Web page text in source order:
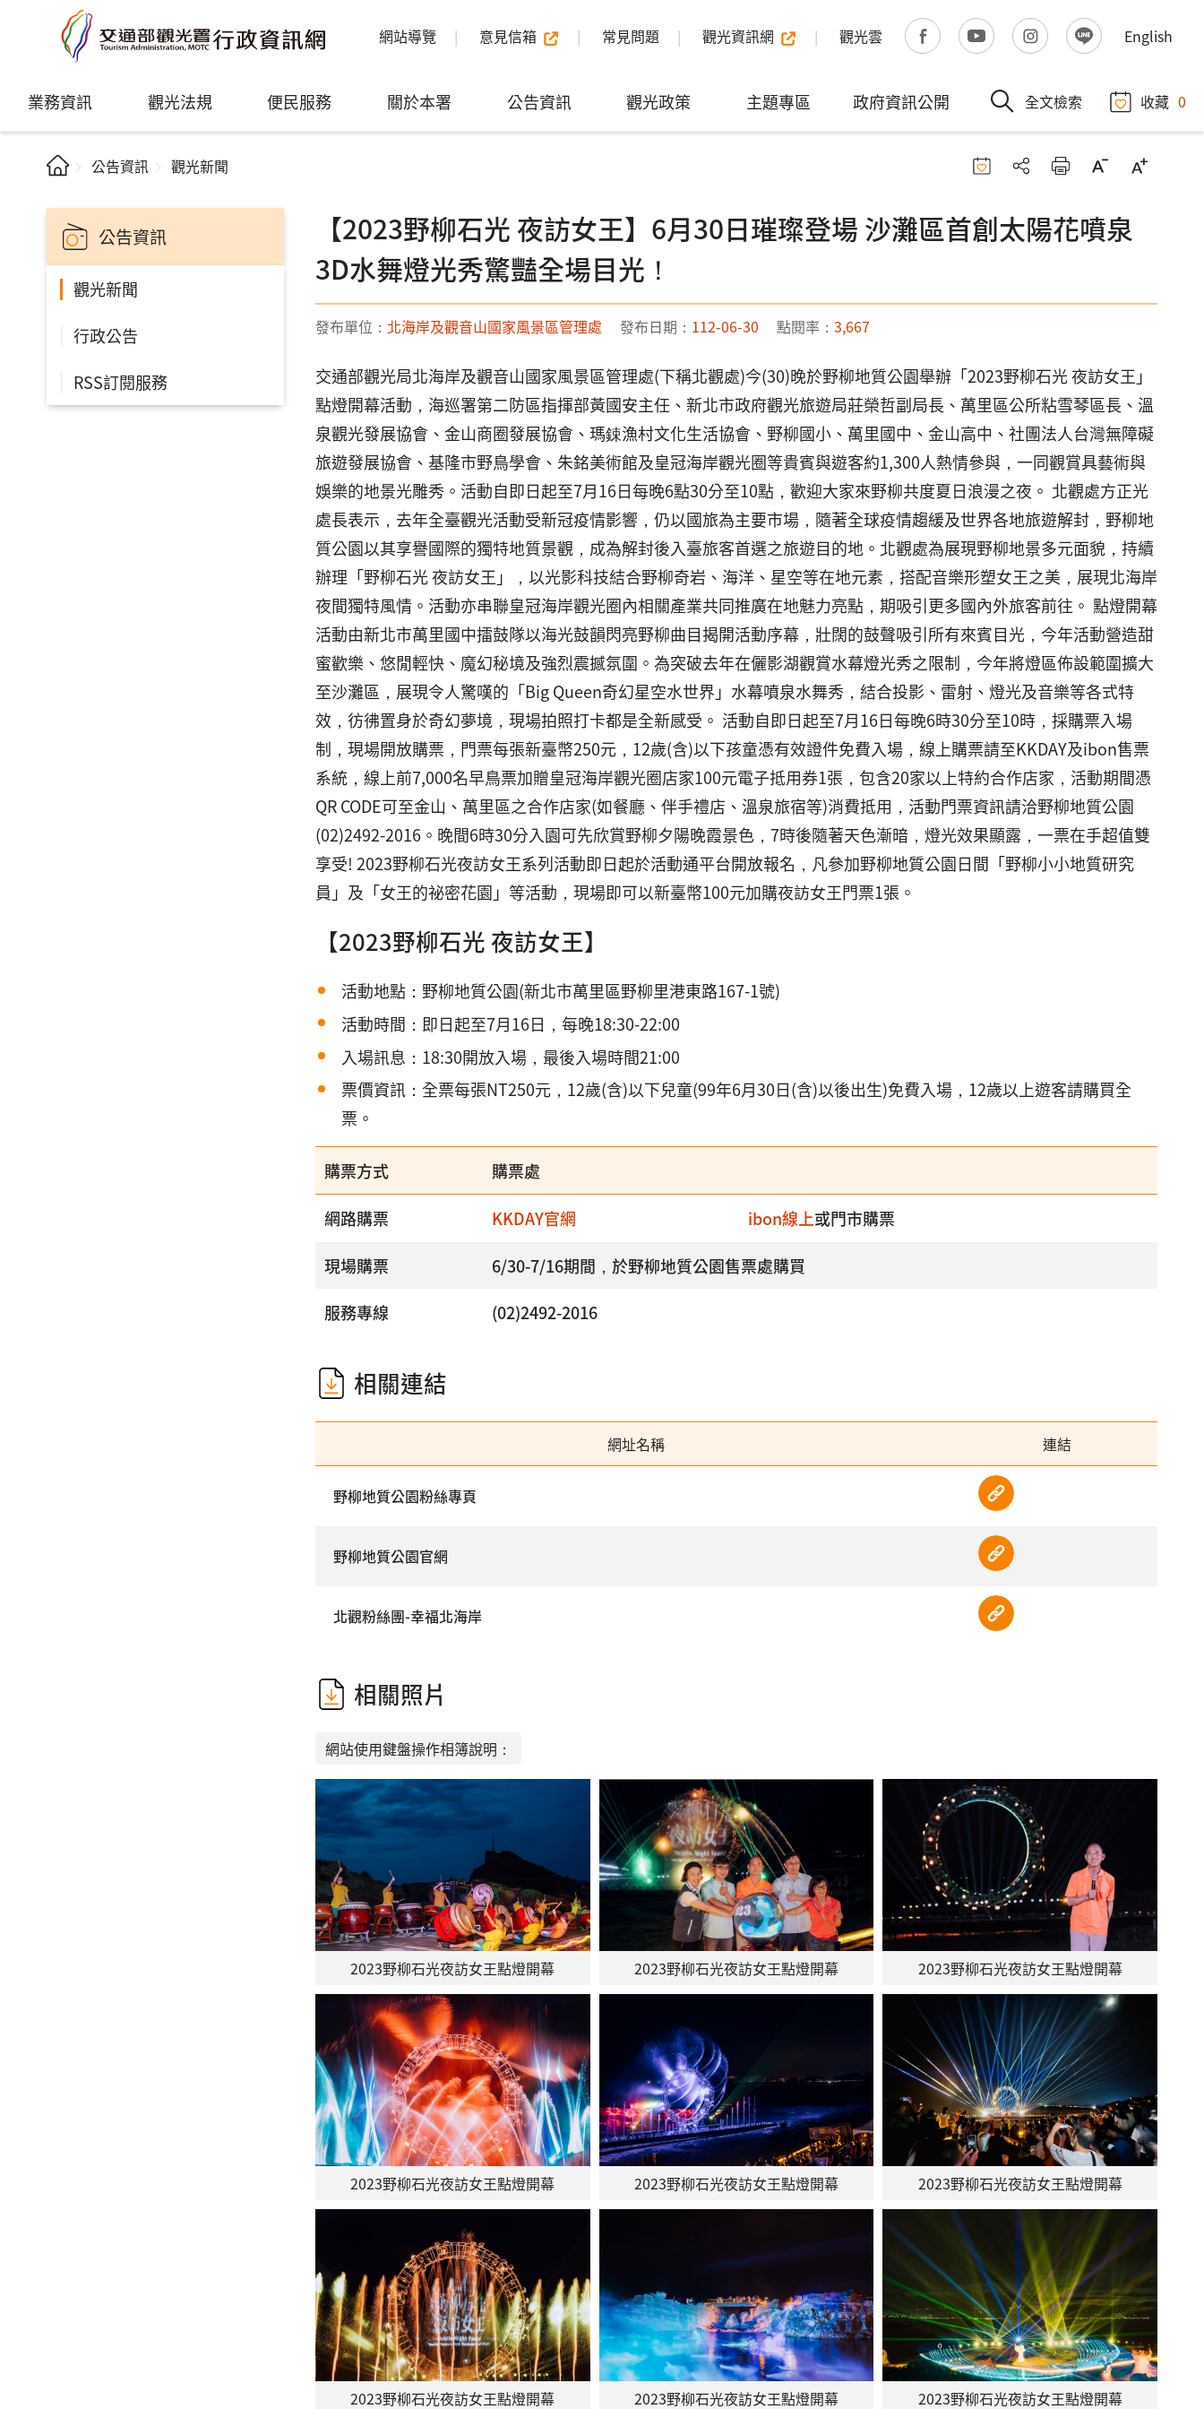
網站導覽 意見信箱 常見問題 觀光資訊網 觀光雲 English
業務資訊 觀光法規 便民服務 關於本署 公告資訊 觀光政策 主題專區 政府資訊公開 全文檢索 收藏 0
公告資訊 觀光新聞
公告資訊
觀光新聞
行政公告
RSS訂閱服務
【2023野柳石光 夜訪女王】6月30日璀璨登場 沙灘區首創太陽花噴泉
3D水舞燈光秀驚豔全場目光！
發布單位： 北海岸及觀音山國家風景區管理處 發布日期： 112-06-30 點閱率： 3,667
交通部觀光局北海岸及觀音山國家風景區管理處(下稱北觀處)今(30)晚於野柳地質公園舉辦「2023野柳石光 夜訪女王」
點燈開幕活動，海巡署第二防區指揮部黃國安主任、新北市政府觀光旅遊局莊榮哲副局長、萬里區公所粘雪琴區長、溫
泉觀光發展協會、金山商圈發展協會、瑪鋉漁村文化生活協會、野柳國小、萬里國中、金山高中、社團法人台灣無障礙
旅遊發展協會、基隆市野鳥學會、朱銘美術館及皇冠海岸觀光圈等貴賓與遊客約1,300人熱情參與，一同觀賞具藝術與
娛樂的地景光雕秀。活動自即日起至7月16日每晚6點30分至10點，歡迎大家來野柳共度夏日浪漫之夜。 北觀處方正光
處長表示，去年全臺觀光活動受新冠疫情影響，仍以國旅為主要市場，隨著全球疫情趨緩及世界各地旅遊解封，野柳地
質公園以其享譽國際的獨特地質景觀，成為解封後入臺旅客首選之旅遊目的地。北觀處為展現野柳地景多元面貌，持續
辦理「野柳石光 夜訪女王」，以光影科技結合野柳奇岩、海洋、星空等在地元素，搭配音樂形塑女王之美，展現北海岸
夜間獨特風情。活動亦串聯皇冠海岸觀光圈內相關產業共同推廣在地魅力亮點，期吸引更多國內外旅客前往。 點燈開幕
活動由新北市萬里國中擂鼓隊以海光鼓韻閃亮野柳曲目揭開活動序幕，壯闊的鼓聲吸引所有來賓目光，今年活動營造甜
蜜歡樂、悠閒輕快、魔幻秘境及強烈震撼氛圍。為突破去年在儷影湖觀賞水幕燈光秀之限制，今年將燈區佈設範圍擴大
至沙灘區，展現令人驚嘆的「Big Queen奇幻星空水世界」水幕噴泉水舞秀，結合投影、雷射、燈光及音樂等各式特
效，彷彿置身於奇幻夢境，現場拍照打卡都是全新感受。 活動自即日起至7月16日每晚6時30分至10時，採購票入場
制，現場開放購票，門票每張新臺幣250元，12歲(含)以下孩童憑有效證件免費入場，線上購票請至KKDAY及ibon售票
系統，線上前7,000名早鳥票加贈皇冠海岸觀光圈店家100元電子抵用券1張，包含20家以上特約合作店家，活動期間憑
QR CODE可至金山、萬里區之合作店家(如餐廳、伴手禮店、溫泉旅宿等)消費抵用，活動門票資訊請洽野柳地質公園
(02)2492-2016。晚間6時30分入園可先欣賞野柳夕陽晚霞景色，7時後隨著天色漸暗，燈光效果顯露，一票在手超值雙
享受! 2023野柳石光夜訪女王系列活動即日起於活動通平台開放報名，凡參加野柳地質公園日間「野柳小小地質研究
員」及「女王的祕密花園」等活動，現場即可以新臺幣100元加購夜訪女王門票1張。
【2023野柳石光 夜訪女王】
活動地點：野柳地質公園(新北市萬里區野柳里港東路167-1號)
活動時間：即日起至7月16日，每晚18:30-22:00
入場訊息：18:30開放入場，最後入場時間21:00
票價資訊：全票每張NT250元，12歲(含)以下兒童(99年6月30日(含)以後出生)免費入場，12歲以上遊客請購買全
票。
購票方式 購票處
網路購票 KKDAY官網 ibon線上或門市購票
現場購票
6/30-7/16期間，於野柳地質公園售票處購買
服務專線
(02)2492-2016
相關連結
網址名稱 連結
野柳地質公園粉絲專頁
野柳地質公園官網
北觀粉絲團-幸福北海岸
相關照片
網站使用鍵盤操作相簿說明：
2023野柳石光夜訪女王點燈開幕 2023野柳石光夜訪女王點燈開幕 2023野柳石光夜訪女王點燈開幕
2023野柳石光夜訪女王點燈開幕 2023野柳石光夜訪女王點燈開幕 2023野柳石光夜訪女王點燈開幕
2023野柳石光夜訪女王點燈開幕 2023野柳石光夜訪女王點燈開幕 2023野柳石光夜訪女王點燈開幕